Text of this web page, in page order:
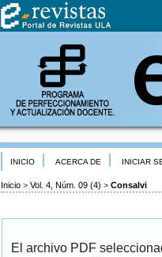
INICIO ACERCA DE INICIAR
Inicio > Vol. 4, Núm. 09 (4) > Consalvi
El archivo PDF